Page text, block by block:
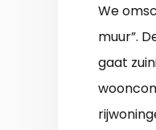
We
muur”.
gaat